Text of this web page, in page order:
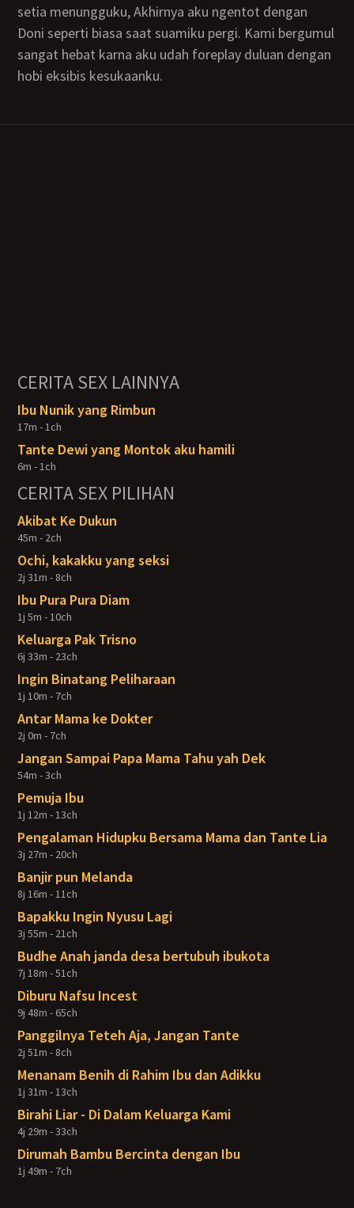
setia menungguku, Akhirnya aku ngentot dengan
Doni seperti biasa saat suamiku pergi. Kami bergumul
sangat hebat karna aku udah foreplay duluan dengan
hobi eksibis kesukaanku.
CERITA SEX LAINNYA
Ibu Nunik yang Rimbun
17m - 1ch
Tante Dewi yang Montok aku hamili
6m - 1ch
CERITA SEX PILIHAN
Akibat Ke Dukun
45m - 2ch
Ochi, kakakku yang seksi
2j 31m - 8ch
Ibu Pura Pura Diam
1j 5m - 10ch
Keluarga Pak Trisno
6j 33m - 23ch
Ingin Binatang Peliharaan
1j 10m - 7ch
Antar Mama ke Dokter
2j 0m - 7ch
Jangan Sampai Papa Mama Tahu yah Dek
54m - 3ch
Pemuja Ibu
1j 12m - 13ch
Pengalaman Hidupku Bersama Mama dan Tante Lia
3j 27m - 20ch
Banjir pun Melanda
8j 16m - 11ch
Bapakku Ingin Nyusu Lagi
3j 55m - 21ch
Budhe Anah janda desa bertubuh ibukota
7j 18m - 51ch
Diburu Nafsu Incest
9j 48m - 65ch
Panggilnya Teteh Aja, Jangan Tante
2j 51m - 8ch
Menanam Benih di Rahim Ibu dan Adikku
1j 31m - 13ch
Birahi Liar - Di Dalam Keluarga Kami
4j 29m - 33ch
Dirumah Bambu Bercinta dengan Ibu
1j 49m - 7ch